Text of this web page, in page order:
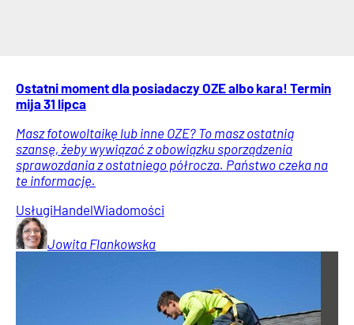
Ostatni moment dla posiadaczy OZE albo kara! Termin
mija 31 lipca
Masz fotowoltaikę lub inne OZE? To masz ostatnią
szansę, żeby wywiązać z obowiązku sporządzenia
sprawozdania z ostatniego półrocza. Państwo czeka na
te informację.
UsługiHandelWiadomości
Jowita Flankowska